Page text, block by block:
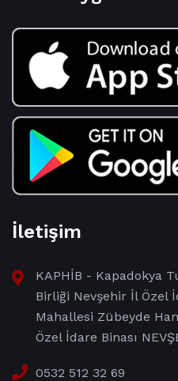
İletişim
KAPHİB - Kapadokya
Birliği Nevşehir İl Özel
Mahallesi Zübeyde
Özel İdare Binası
0532 512 32 69